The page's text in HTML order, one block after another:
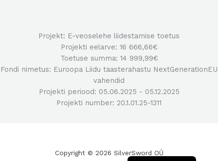
Projekt: E-veoselehe liidestamise toetus
Projekti eelarve: 16 666,66€
Toetuse summa: 14 999,99€
Fondi nimetus: Euroopa Liidu taasterahastu NextGenerationEU
vahendid
Projekti periood: 05.06.2025 - 05.12.2025
Projekti number: 20.1.01.25-1311
Copyright © 2026 SilverSword OÜ
Eesti